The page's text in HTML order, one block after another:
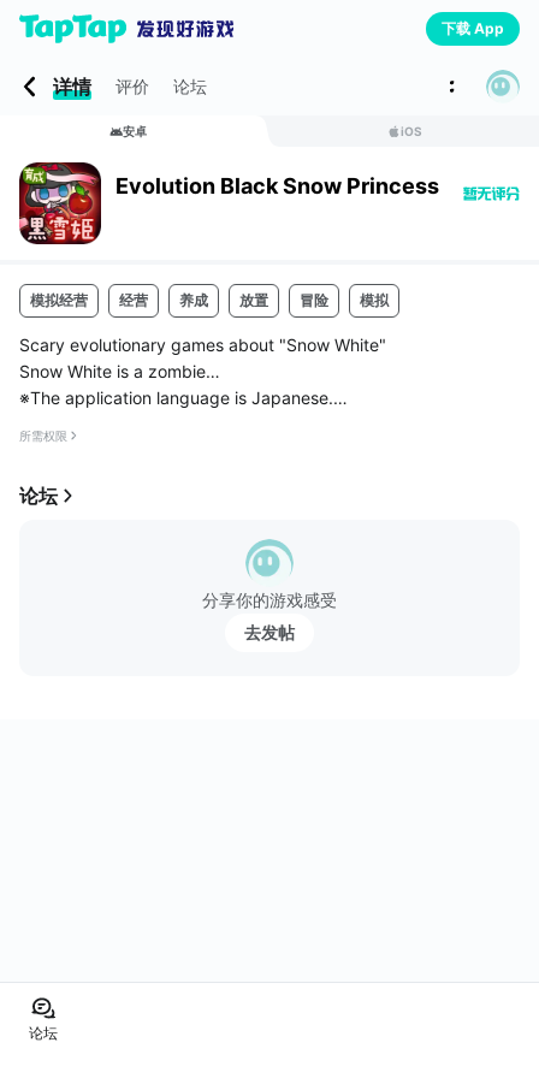
下载 App
详情 评价 论坛
安卓 iOS
Evolution Black Snow Princess
模拟经营 经营 养成 放置 冒险 模拟
Scary evolutionary games about "Snow White"
Snow White is a zombie…
※The application language is Japanese.
＊育成ゲーム×童話アドベンチャー！
＊待機中の黒雪姫をタッチすると可愛い声で喋りだす！（ボイス
＊黒雪姫の成長と共に物語が...
所需权限
论坛
分享你的游戏感受
去发帖
论坛